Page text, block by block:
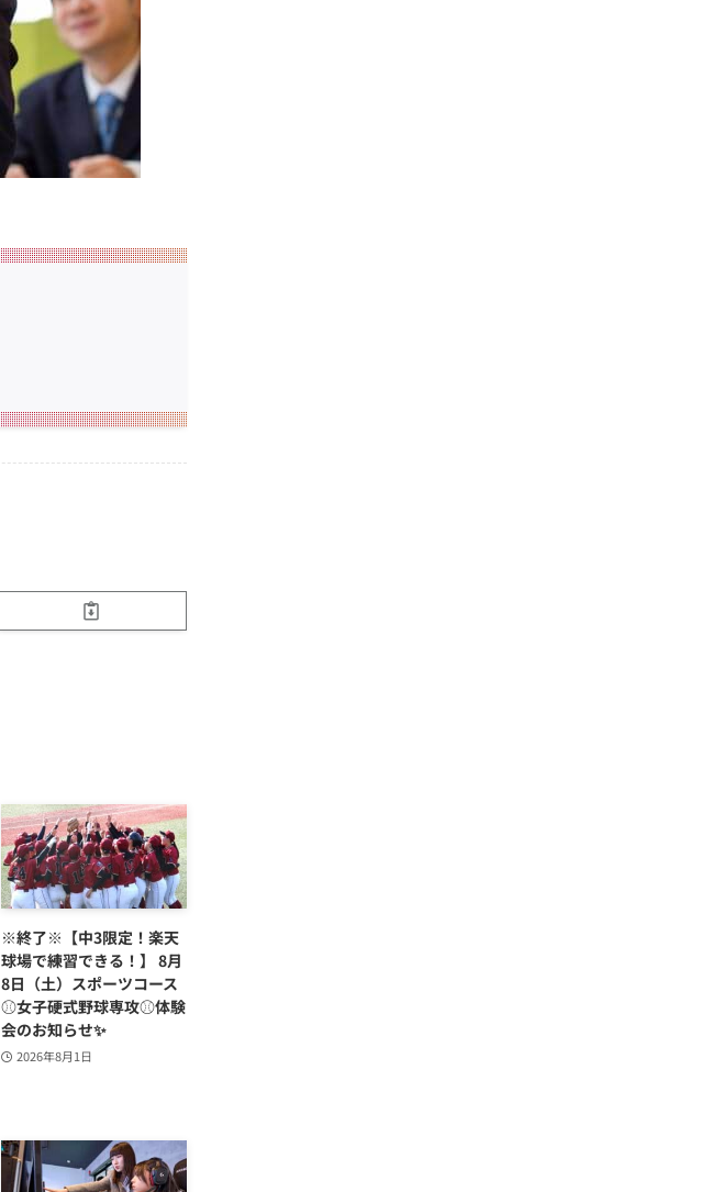
※終了※【中3限定！楽天
球場で練習できる！】 8月
8日（土）スポーツコース
⚾女子硬式野球専攻⚾体験
会のお知らせ✨
2026年8月1日